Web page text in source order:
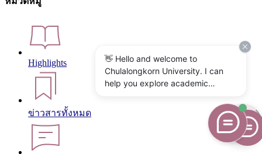
Highlights
ข่าวสารทั้งหมด
👋 Hello and welcome to
Chulalongkorn University. I can
help you explore academic